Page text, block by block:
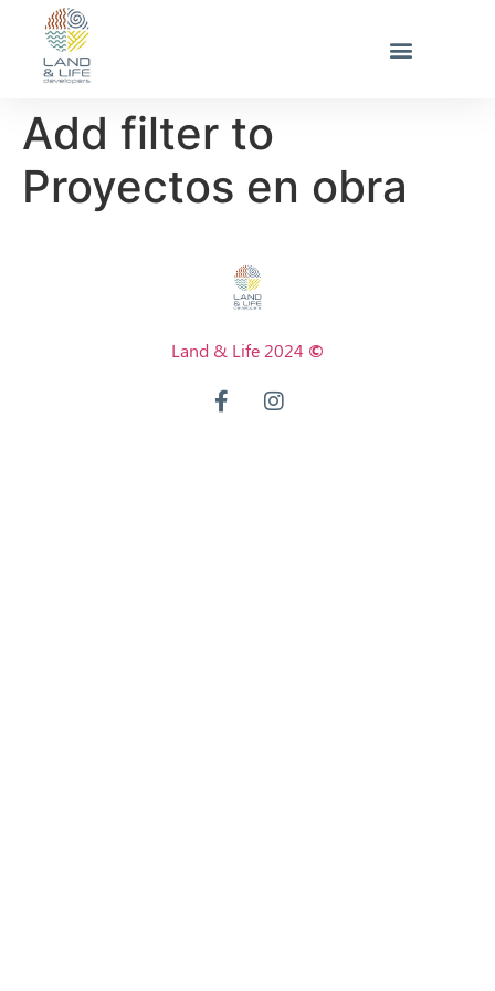
Add filter to
Proyectos en obra
Land & Life 2024 ©